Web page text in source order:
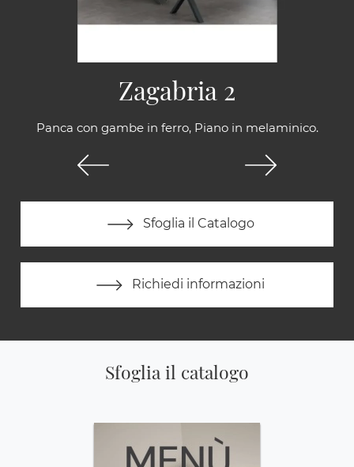
Panca con gambe in ferro, Piano in melaminico.
Sfoglia il Catalogo
Richiedi informazioni
Zagabria 2
Sfoglia il catalogo